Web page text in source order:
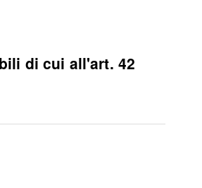
di cui all'art. 42